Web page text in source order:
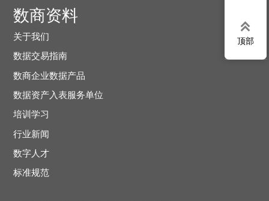
数商资料
关于我们
数据交易指南
数商企业数据产品
数据资产入表服务单位
培训学习
行业新闻
数字人才
标准规范

顶部